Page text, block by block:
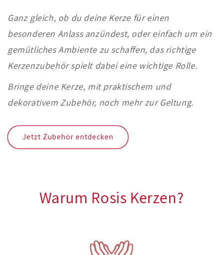
Ganz gleich, ob du deine Kerze für einen
besonderen Anlass anzündest, oder einfach um ein
gemütliches Ambiente zu schaffen, das richtige
Kerzenzubehör spielt dabei eine wichtige Rolle.
Bringe deine Kerze, mit praktischem und
dekorativem Zubehör, noch mehr zur Geltung.
Jetzt Zubehör entdecken
Warum Rosis Kerzen?